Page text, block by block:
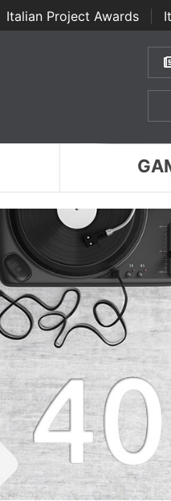
Italian Project Awards